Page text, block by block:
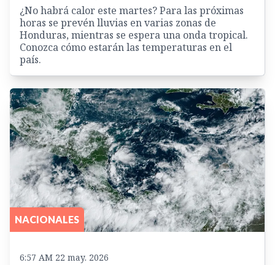
¿No habrá calor este martes? Para las próximas
horas se prevén lluvias en varias zonas de
Honduras, mientras se espera una onda tropical.
Conozca cómo estarán las temperaturas en el
país.
NACIONALES
6:57 AM 22 may. 2026